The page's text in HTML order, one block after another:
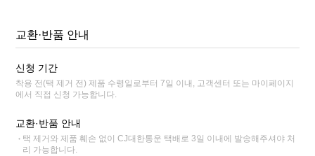
교환·반품 안내
신청 기간
착용 전(택 제거 전) 제품 수령일로부터 7일 이내, 고객센터 또는 마이페이지
에서 직접 신청 가능합니다.
교환·반품 안내
택 제거와 제품 훼손 없이 CJ대한통운 택배로 3일 이내에 발송해주셔야 처
리 가능합니다.